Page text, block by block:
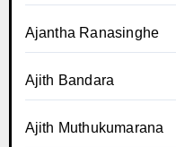
Ajantha Ranasinghe
Ajith Bandara
Ajith Muthukumarana